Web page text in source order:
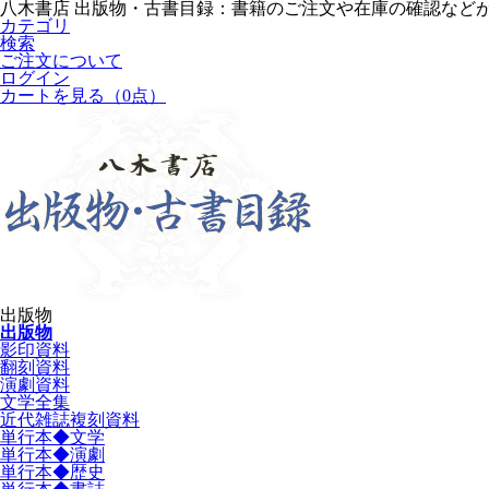
八木書店 出版物・古書目録：書籍のご注文や在庫の確認など
カテゴリ
検索
ご注文について
ログイン
カートを見る
（0点）
出版物
出版物
影印資料
翻刻資料
演劇資料
文学全集
近代雑誌複刻資料
単行本◆文学
単行本◆演劇
単行本◆歴史